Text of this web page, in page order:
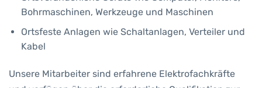
Bohrmaschinen, Werkzeuge und Maschinen
Ortsfeste Anlagen wie Schaltanlagen, Verteiler und
Kabel
Unsere Mitarbeiter sind erfahrene Elektrofachkräfte